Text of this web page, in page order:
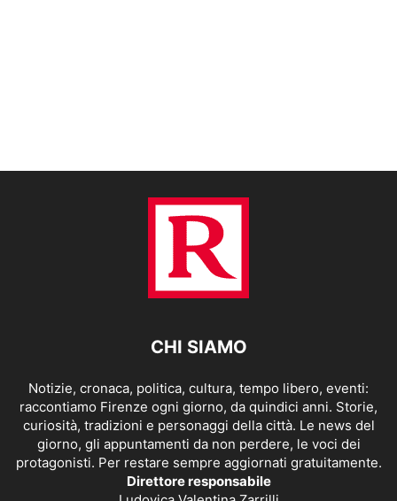
CHI SIAMO
Notizie, cronaca, politica, cultura, tempo libero, eventi:
raccontiamo Firenze ogni giorno, da quindici anni. Storie,
curiosità, tradizioni e personaggi della città. Le news del
giorno, gli appuntamenti da non perdere, le voci dei
protagonisti. Per restare sempre aggiornati gratuitamente.
Direttore responsabile